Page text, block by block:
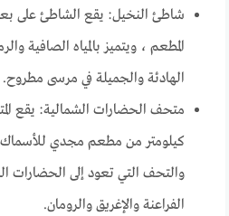
المطعم ، ويتميز بالمياه الصافية
الهادئة والجميلة في مرسى مطروح.
كيلومتر من مطعم مجدي
والتحف التي تعود إلى الحضارات
الفراعنة والإغريق والرومان.